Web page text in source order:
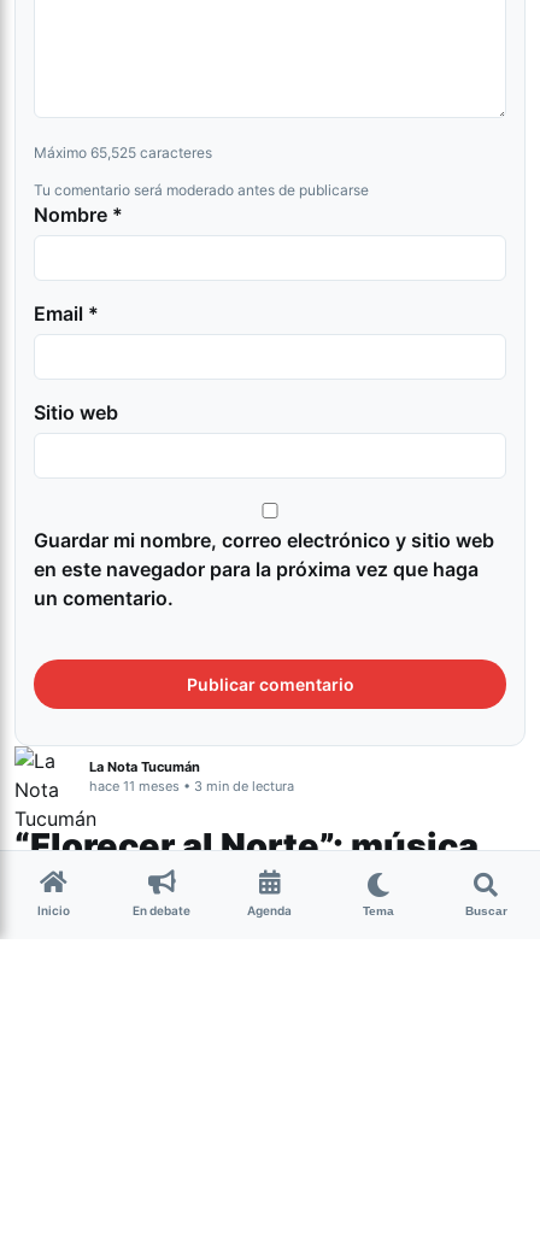
Máximo 65,525 caracteres
Tu comentario será moderado antes de publicarse
Nombre *
Email *
Sitio web
Guardar mi nombre, correo electrónico y sitio web
en este navegador para la próxima vez que haga
un comentario.
La Nota Tucumán
hace 11 meses • 3 min de lectura
“Florecer al Norte”: música,
talleres y encuentro en una
gira que une al NOA
Inicio En debate Agenda Tema Buscar